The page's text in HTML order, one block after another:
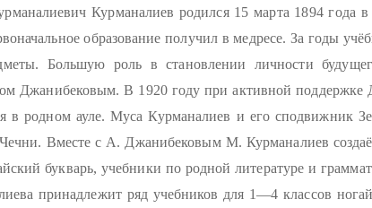
Курманалиев родился 15 марта 1894 года
образование получил в медресе. За годы
Большую роль в становлении личности
Джанибековым. В 1920 году при активной поддержке
в родном ауле. Муса Курманалиев и его сподвижник
Вместе с А. Джанибековым М. Курманалиев
букварь, учебники по родной литературе и
принадлежит ряд учебников для 1—4 классов